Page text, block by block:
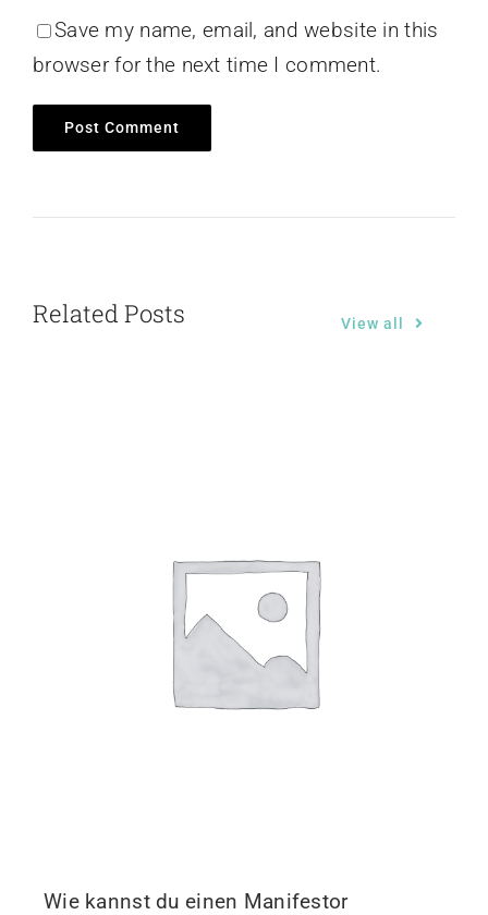
Save my name, email, and website in this
browser for the next time I comment.
Related Posts View all
Wie kannst du einen Manifestor